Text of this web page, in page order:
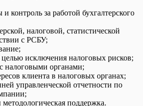
контроль за работой бухгалтерского
налоговой, статистической
с РСБУ;
исключения налоговых рисков;
налоговыми органами;
клиента в налоговых органах;
управленческой отчетности по
поддержка.